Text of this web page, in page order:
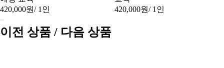
420,000원/ 1인
420,000원/ 1인
이전 상품 / 다음 상품